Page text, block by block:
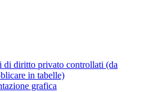
di diritto privato controllati (da
in tabelle)
grafica